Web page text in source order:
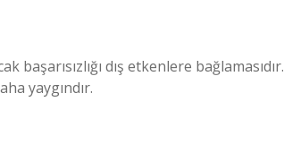
başarısızlığı dış etkenlere bağlamasıdır.
yaygındır.